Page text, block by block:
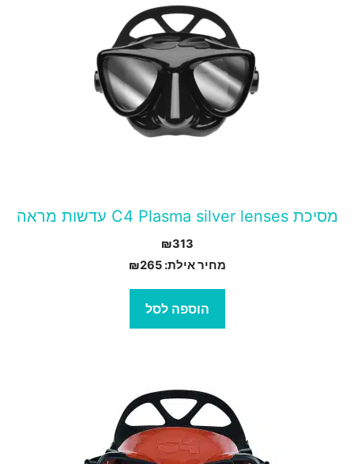
מסיכת C4 Plasma silver lenses עדשות מראה
₪313
מחיר אילת:
₪265
הוספה לסל